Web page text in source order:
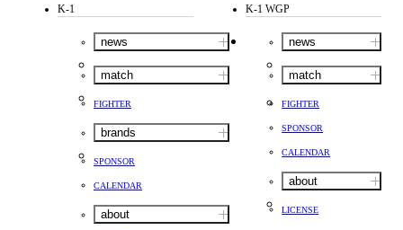
K-1
news
match
FIGHTER
brands
SPONSOR
CALENDAR
about
K-1 WGP
news
match
FIGHTER
SPONSOR
CALENDAR
about
LICENSE